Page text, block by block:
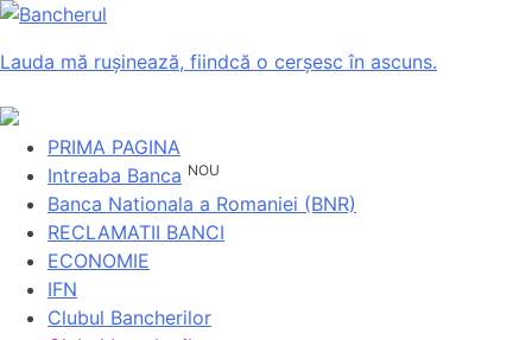
Lauda mă rușinează, fiindcă o cerșesc în ascuns.
PRIMA PAGINA
Intreaba Banca NOU
Banca Nationala a Romaniei (BNR)
RECLAMATII BANCI
ECONOMIE
IFN
Clubul Bancherilor